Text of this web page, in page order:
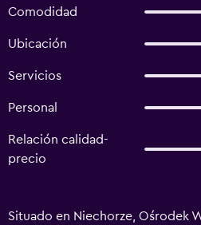
Comodidad
Ubicación
Servicios
Personal
Relación calidad-
precio
Situado en Niechorze, Ośrodek